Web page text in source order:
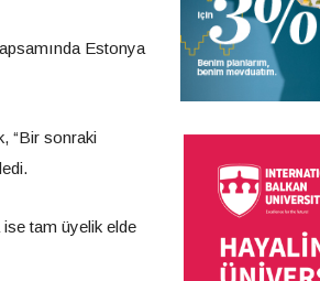
Estonya
“Bir sonraki
ise tam üyelik elde